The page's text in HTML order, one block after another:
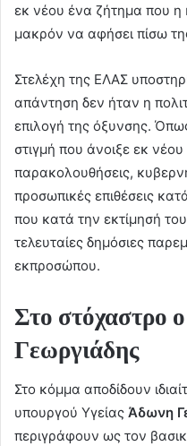
εκ νέου ένα ζήτημα που η
μακρόν να αφήσει πίσω
Στελέχη της ΕΛΑΣ
απάντηση δεν ήταν η
επιλογή της όξυνσης.
στιγμή που άνοιξε εκ νέου
παρακολουθήσεις,
προσωπικές επιθέσεις
που κατά την εκτίμησή
τελευταίες δημόσιες
εκπροσώπου.
Στο στόχαστρο
Γεωργιάδης
Στο κόμμα αποδίδουν
υπουργού Υγείας Άδωνη
περιγράφουν ως τον